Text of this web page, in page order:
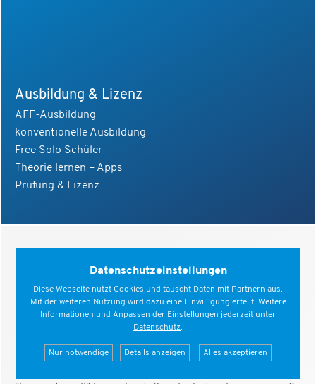
Ausbildung & Lizenz
AFF-Ausbildung
konventionelle Ausbildung
Free Solo Schüler
Theorie lernen – Apps
Prüfung & Lizenz
Die ursprüngliche und klassische Form der Ausbildung
Datenschutzeinstellungen
Diese Webseite nutzt Cookies und tauscht Daten mit Partnern aus.
Mit der weiteren Nutzung wird dazu eine Einwilligung erteilt. Weitere
Informationen und Anpassen der Einstellungen jederzeit unter
Datenschutz.
Nur notwendige Details anzeigen Alles akzeptieren